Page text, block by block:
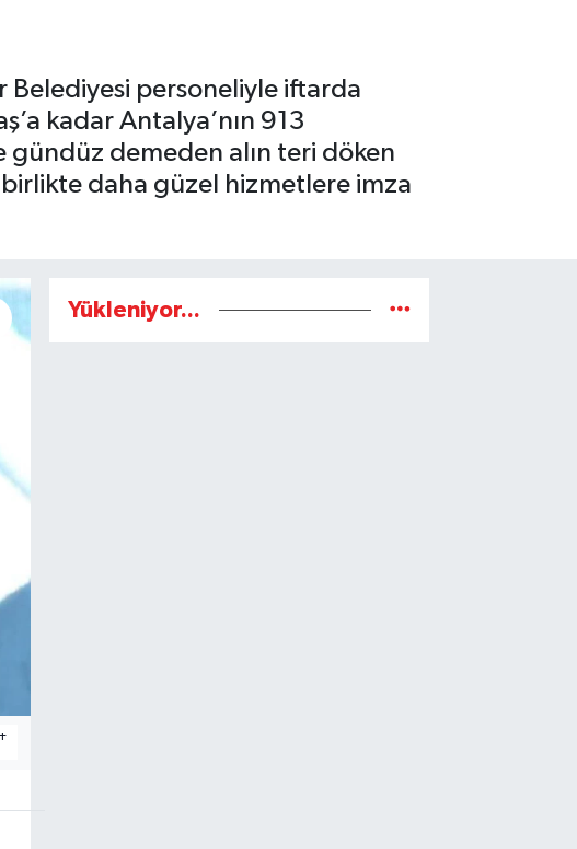
Belediyesi personeliyle iftarda
kadar Antalya’nın 913
gündüz demeden alın teri döken
daha güzel hizmetlere imza
+
Yükleniyor...